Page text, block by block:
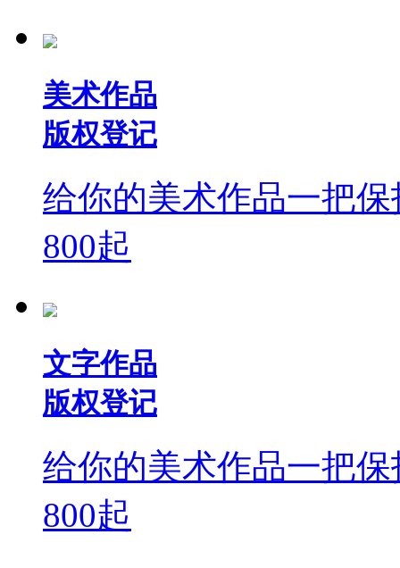
美术作品
版权登记
给你的美术作品一把保
800起
文字作品
版权登记
给你的美术作品一把保
800起